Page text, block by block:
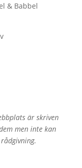
& Babbel
är skriven
men inte kan